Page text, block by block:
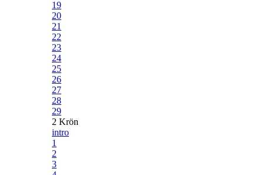
19
20
21
22
23
24
25
26
27
28
29
2 Krön
intro
1
2
3